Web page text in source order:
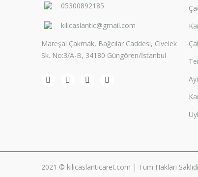
05300892185
kilicaslantic@gmail.com
Mareşal Çakmak, Bağcılar Caddesi, Civelek
Sk. No:3/A-B, 34180 Güngören/İstanbul
2021 © kilicaslanticaret.com | Tüm Hakları